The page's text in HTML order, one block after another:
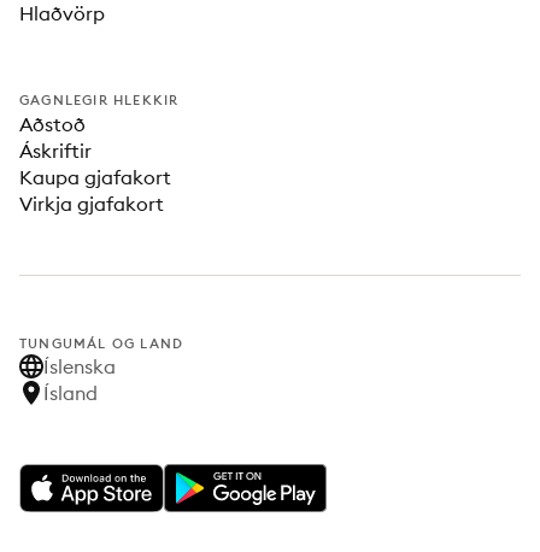
Hlaðvörp
GAGNLEGIR HLEKKIR
Aðstoð
Áskriftir
Kaupa gjafakort
Virkja gjafakort
TUNGUMÁL OG LAND
Íslenska
Ísland